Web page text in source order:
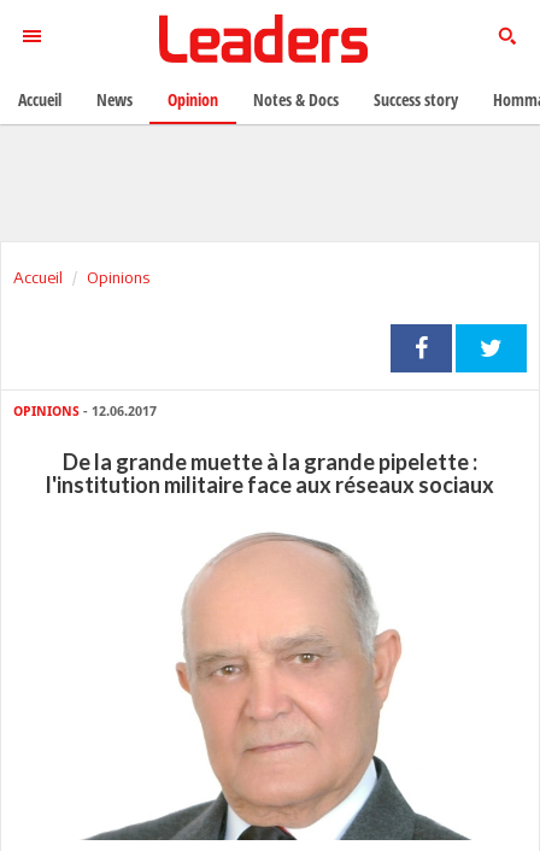
Accueil Opinions
OPINIONS - 12.06.2017
De la grande muette à la grande pipelette :
l'institution militaire face aux réseaux sociaux
Accueil News Opinion Notes & Docs Success story